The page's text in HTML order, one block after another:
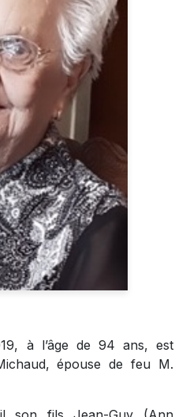
à l’âge de 94 ans, est
épouse de feu M.